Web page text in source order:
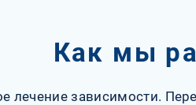
Как мы
лечение зависимости.